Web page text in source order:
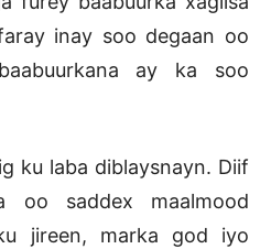
inay soo degaan oo
ay ka soo
ku laba diblaysnayn. Diif
oo saddex maalmood
jireen, marka god iyo